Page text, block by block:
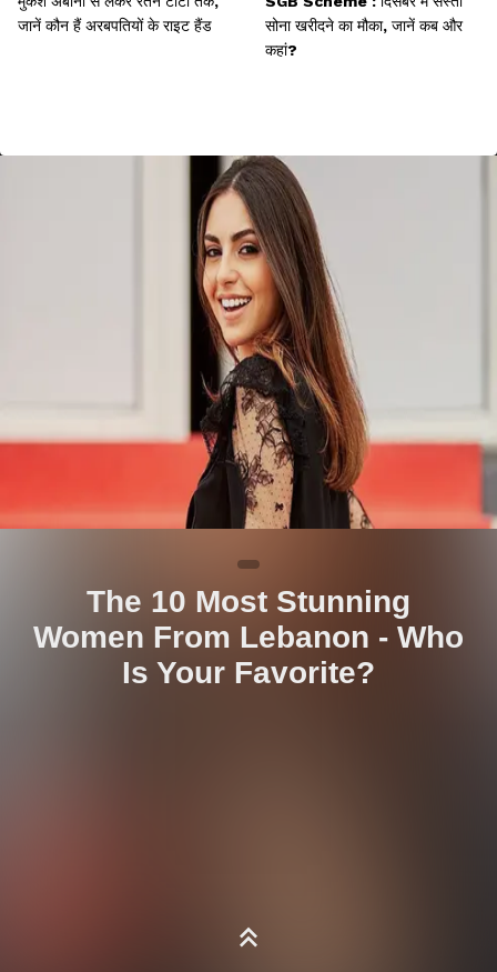
जानें कौन हैं अरबपतियों के राइट हैंड
सोना खरीदने का मौका, जानें कब और
कहां?